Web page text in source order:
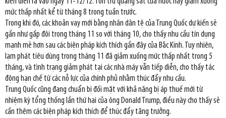
mức thấp nhất kể từ tháng 8 trong tuần trước.
Trong khi đó, các khoản vay mới bằng nhân dân tệ của Trung Quốc dự kiến sẽ
gần như gấp đôi trong tháng 11 so với tháng 10, cho thấy nhu cầu tín dụng
mạnh mẽ hơn sau các biện pháp kích thích gần đây của Bắc Kinh. Tuy nhiên,
lạm phát tiêu dùng trong tháng 11 đã giảm xuống mức thấp nhất trong 5
tháng, và tình trạng giảm phát tại các nhà máy vẫn tiếp diễn, cho thấy tác
động hạn chế từ các nỗ lực của chính phủ nhằm thúc đẩy nhu cầu.
Trung Quốc cũng đang chuẩn bị đối mặt với khả năng bị áp thuế mới từ
nhiệm kỳ tổng thống lần thứ hai của ông Donald Trump, điều này cho thấy sẽ
cần thêm các biện pháp kích thích để thúc đẩy tăng trưởng.